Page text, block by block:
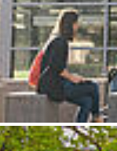
zu finden)